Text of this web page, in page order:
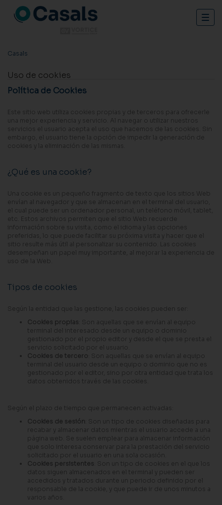
Casals
Uso de cookies
Política de Cookies
Este sitio web utiliza cookies propias y de terceros para ofrecerle
una mejor experiencia y servicio. Al navegar o utilizar nuestros
servicios el usuario acepta el uso que hacemos de las cookies. Sin
embargo, el usuario tiene la opción de impedir la generación de
cookies y la eliminación de las mismas.
¿Qué es una cookie?
Una cookie es un pequeño fragmento de texto que los sitios Web
envían al navegador y que se almacenan en el terminal del usuario,
el cual puede ser un ordenador personal, un teléfono móvil, tablet,
etc. Estos archivos permiten que el sitio Web recuerde
información sobre su visita, como el idioma y las opciones
preferidas, lo que puede facilitar su próxima visita y hacer que el
sitio resulte más útil al personalizar su contenido. Las cookies
desempeñan un papel muy importante, al mejorar la experiencia de
uso de la Web.
Tipos de cookies
Según la entidad que las gestione, las cookies pueden ser:
Cookies propias : Son aquellas que se envían al equipo
terminal del interesado desde un equipo o dominio
gestionado por el propio editor y desde el que se presta el
servicio solicitado por el usuario.
Cookies de tercero : Son aquellas que se envían al equipo
terminal del usuario desde un equipo o dominio que no es
gestionado por el editor, sino por otra entidad que trata los
datos obtenidos través de las cookies.
Según el plazo de tiempo que permanecen activadas:
Cookies de sesión : Son un tipo de cookies diseñadas para
recabar y almacenar datos mientras el usuario accede a una
página web. Se suelen emplear para almacenar información
que solo interesa conservar para la prestación del servicio
solicitado por el usuario en una sola ocasión.
Cookies persistentes : Son un tipo de cookies en el que los
datos siguen almacenados en el terminal y pueden ser
accedidos y tratados durante un periodo definido por el
responsable de la cookie, y que puede ir de unos minutos a
varios años.